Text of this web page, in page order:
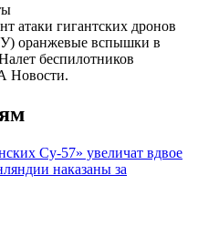
атаки гигантских дронов
оранжевые вспышки в
беспилотников
Новости.
Су-57» увеличат вдвое
наказаны за